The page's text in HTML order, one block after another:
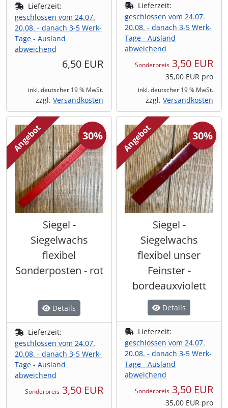
Lieferzeit:
geschlossen vom 24.07.
20.08. - danach 3-5 Werk-
Tage - Ausland
abweichend
6,50 EUR
inkl. deutscher 19 % MwSt.
zzgl. Versandkosten
Lieferzeit:
geschlossen vom 24.07.
20.08. - danach 3-5 Werk-
Tage - Ausland
abweichend
Sonderpreis 3,50 EUR
35,00 EUR pro
inkl. deutscher 19 % MwSt.
zzgl. Versandkosten
Angebot
Siegel -
Siegelwachs
flexibel
Sonderposten - rot
Details
Lieferzeit:
geschlossen vom 24.07.
20.08. - danach 3-5 Werk-
Tage - Ausland
abweichend
Sonderpreis 3,50 EUR
30% Angebot
Siegel -
Siegelwachs
flexibel unser
Feinster -
bordeauxviolett
Details
Lieferzeit:
geschlossen vom 24.07.
20.08. - danach 3-5 Werk-
Tage - Ausland
abweichend
Sonderpreis 3,50 EUR
30%
35,00 EUR pro